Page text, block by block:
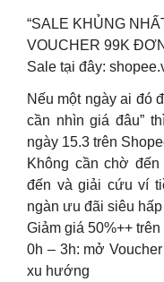
“SALE KHỦNG
VOUCHER 99K
Sale tại đây:
Nếu một ngày ai đó
cần nhìn giá đâu”
ngày 15.3 trên
Không cần chờ
đến và giải cứu ví
ngàn ưu đãi siêu hấp
Giảm giá 50%++
0h – 3h: mở
xu hướng